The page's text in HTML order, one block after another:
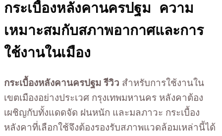
กระเบื้องหลังคานครปฐม ความ
เหมาะสมกับสภาพอากาศและการ
ใช้งานในเมือง
กระเบื้องหลังคานครปฐม รีวิว สำหรับการใช้งานใน
เขตเมืองอย่างประเวศ กรุงเทพมหานคร หลังคาต้อง
เผชิญกับทั้งแดดจัด ฝนหนัก และมลภาวะ กระเบื้อง
หลังคาที่เลือกใช้จึงต้องรองรับสภาพแวดล้อมเหล่านี้ได้